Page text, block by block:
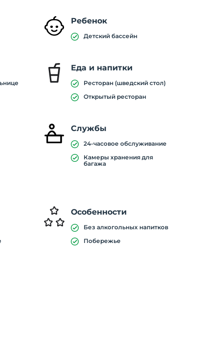
Ребенок
Детский бассейн
Еда и напитки
Ресторан (шведский стол)
Открытый ресторан
Службы
24-часовое обслуживание
Камеры хранения для
багажа
Особенности
Без алкогольных напитков
Побережье